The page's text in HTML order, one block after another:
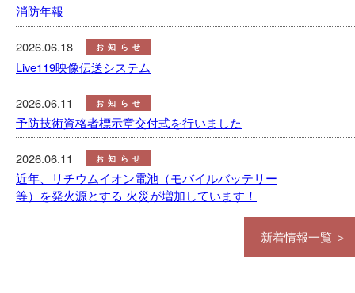
消防年報
2026.06.18 お知らせ
Live119映像伝送システム
2026.06.11 お知らせ
予防技術資格者標示章交付式を行いました
2026.06.11 お知らせ
近年、リチウムイオン電池（モバイルバッテリー
等）を発火源とする 火災が増加しています！
新着情報一覧 ＞